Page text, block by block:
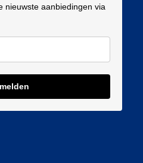
nieuwste aanbiedingen via